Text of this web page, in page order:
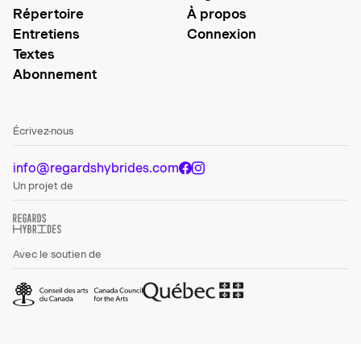
Répertoire
Entretiens
Textes
Abonnement
À propos
Connexion
Écrivez-nous
info@regardshybrides.com
Un projet de
Avec le soutien de